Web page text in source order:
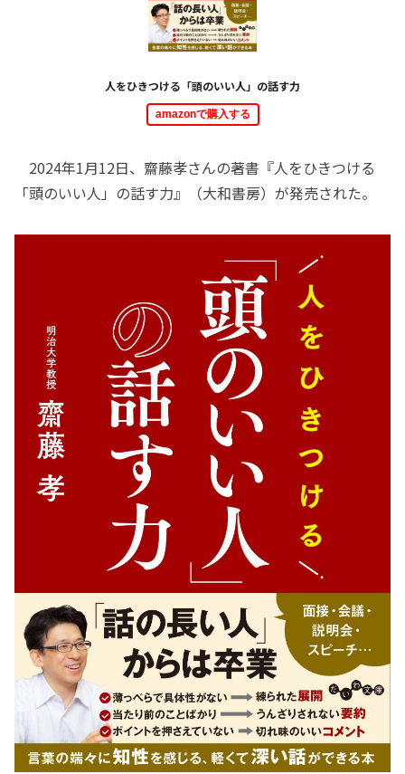
人をひきつける「頭のいい人」の話す力
amazonで購入する
2024年1月12日、齋藤孝さんの著書『人をひきつける
「頭のいい人」の話す力』（大和書房）が発売された。